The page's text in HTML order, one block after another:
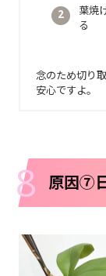
葉焼
る
念のため切り
安心ですよ。
8 原因⑦